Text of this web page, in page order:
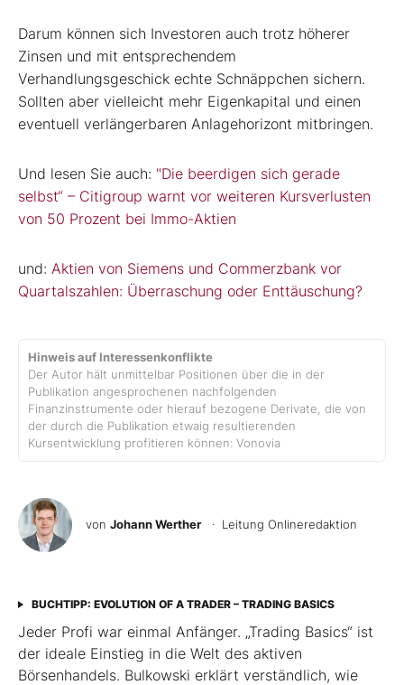
Darum können sich Investoren auch trotz höherer
Zinsen und mit entsprechendem
Verhandlungsgeschick echte Schnäppchen sichern.
Sollten aber vielleicht mehr Eigenkapital und einen
eventuell verlängerbaren Anlagehorizont mitbringen.
Und lesen Sie auch: "Die beerdigen sich gerade
selbst“ – Citigroup warnt vor weiteren Kursverlusten
von 50 Prozent bei Immo-Aktien
und: Aktien von Siemens und Commerzbank vor
Quartalszahlen: Überraschung oder Enttäuschung?
Hinweis auf Interessenkonflikte
Der Autor hält unmittelbar Positionen über die in der
Publikation angesprochenen nachfolgenden
Finanzinstrumente oder hierauf bezogene Derivate, die von
der durch die Publikation etwaig resultierenden
Kursentwicklung profitieren können: Vonovia
von Johann Werther · Leitung Onlineredaktion
BUCHTIPP: EVOLUTION OF A TRADER – TRADING BASICS
Jeder Profi war einmal Anfänger. „Trading Basics“ ist
der ideale Einstieg in die Welt des aktiven
Börsenhandels. Bulkowski erklärt verständlich, wie